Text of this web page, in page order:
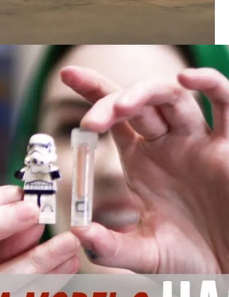
Нельзя Игнорировать
Грозит Тюрьма
Дешевых Авто Из США: В Чем Подвох